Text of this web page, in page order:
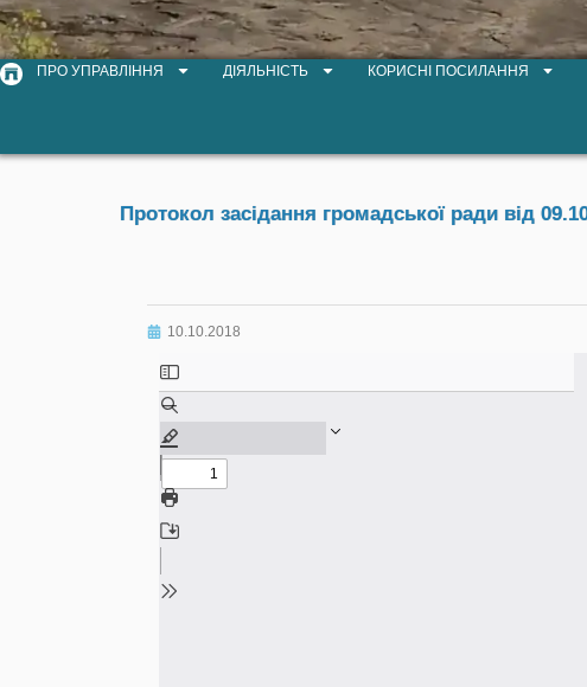
ПРО УПРАВЛІННЯ ДІЯЛЬНІСТЬ КОРИСНІ ПОСИЛАННЯ
Протокол засідання громадської ради від
10.10.2018